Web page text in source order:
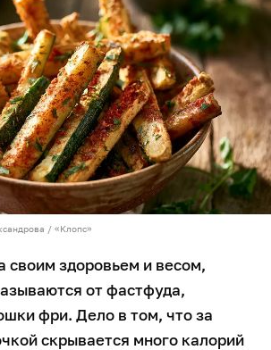
/ «Клопс»
своим здоровьем и весом,
от фастфуда,
фри. Дело в том, что за
скрывается много калорий